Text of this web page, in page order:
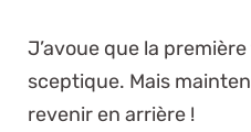
J’avoue que la
sceptique. Mais
revenir en arrière !